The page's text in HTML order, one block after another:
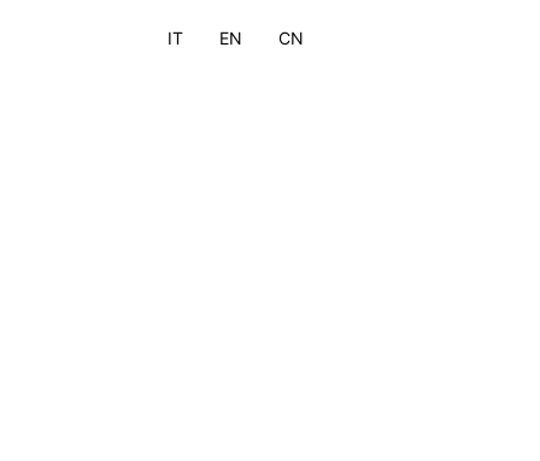
IT EN CN